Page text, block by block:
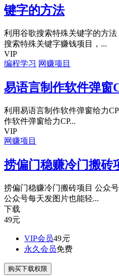
键字的方法
利用谷歌搜索特殊关键字的方
搜索特殊关键字赚钱项目，...
VIP
编程学习 网赚项目
易语言制作软件弹窗
利用易语言制作软件弹窗给力
作软件弹窗给力CP...
VIP
网赚项目
捞偏门稳赚冷门搬砖
捞偏门稳赚冷门搬砖项目 公众
公众号每天发图片也能轻...
下载
49元
VIP会员49元
永久会员免费
购买下载权限